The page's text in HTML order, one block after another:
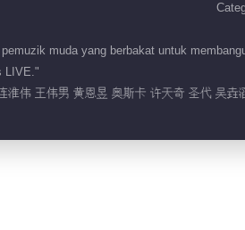
pemuzik muda yang berbakat untuk
LIVE."
淮伟 王伟男 黄恩昱 奥斯卡 许天奇 圣代 吴